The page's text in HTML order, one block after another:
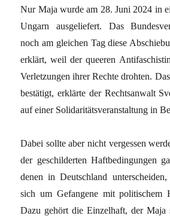
Nur Maja wurde am 28. Juni 2024 in
Ungarn ausgeliefert. Das
noch am gleichen Tag diese
erklärt, weil der queeren
Verletzungen ihrer Rechte drohten.
bestätigt, erklärte der Rechtsanwalt
auf einer Solidaritätsveranstaltung in
Dabei sollte aber nicht vergessen
der geschilderten Haftbedingungen
denen in Deutschland
sich um Gefangene mit politischem
Dazu gehört die Einzelhaft, der Maja